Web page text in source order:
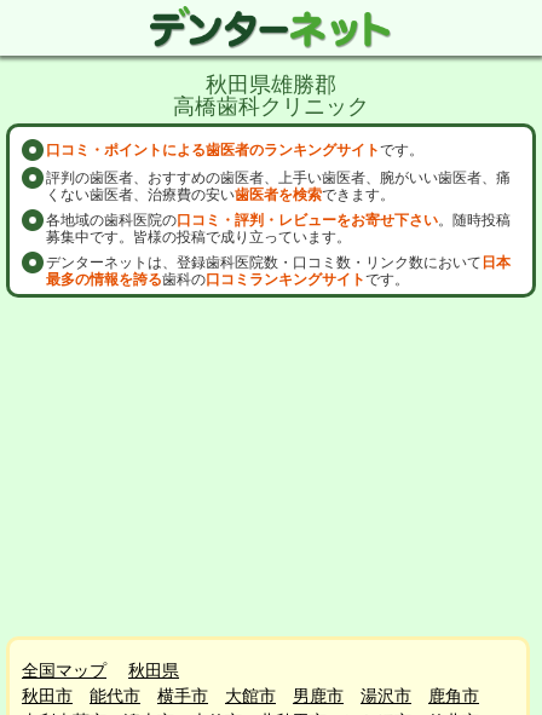
秋田県雄勝郡
高橋歯科クリニック
口コミ・ポイントによる歯医者のランキングサイトです。
評判の歯医者、おすすめの歯医者、上手い歯医者、腕がいい歯医者、痛
くない歯医者、治療費の安い歯医者を検索できます。
各地域の歯科医院の口コミ・評判・レビューをお寄せ下さい。随時投稿
募集中です。皆様の投稿で成り立っています。
デンターネットは、登録歯科医院数・口コミ数・リンク数において 日本
最多の情報を誇る歯科の口コミランキングサイトです。
全国マップ
秋田県
秋田市
能代市 横手市 大館市 男鹿市 湯沢市
鹿角市